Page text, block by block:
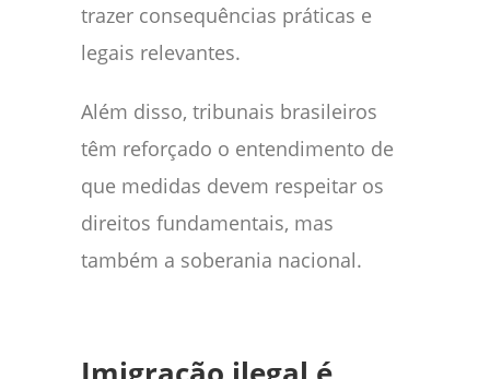
trazer consequências práticas e
legais relevantes.
Além disso, tribunais brasileiros
têm reforçado o entendimento de
que medidas devem respeitar os
direitos fundamentais, mas
também a soberania nacional.